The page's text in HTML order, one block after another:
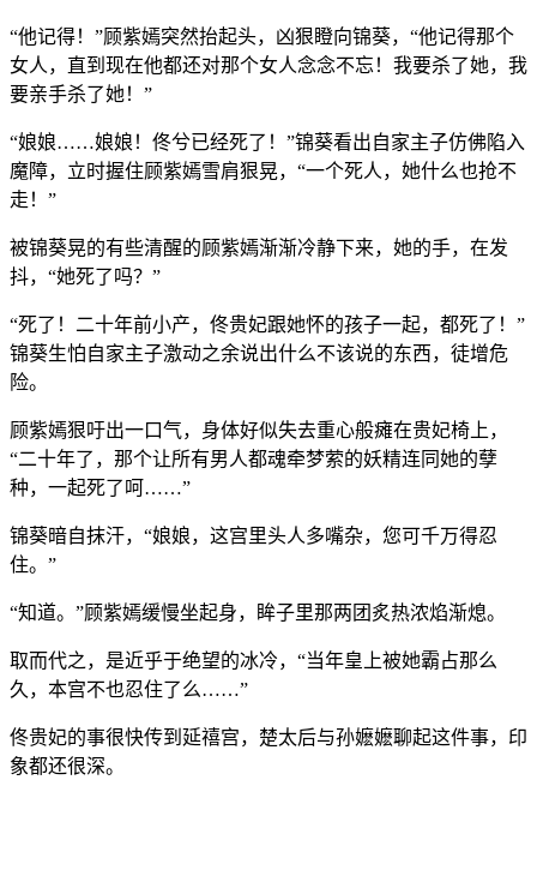
“他记得！”顾紫嫣突然抬起头，凶狠瞪向锦葵，“他记得那个
女人，直到现在他都还对那个女人念念不忘！我要杀了她，我
要亲手杀了她！”
“娘娘……娘娘！佟兮已经死了！”锦葵看出自家主子仿佛陷入
魔障，立时握住顾紫嫣雪肩狠晃，“一个死人，她什么也抢不
走！”
被锦葵晃的有些清醒的顾紫嫣渐渐冷静下来，她的手，在发
抖，“她死了吗？”
“死了！二十年前小产，佟贵妃跟她怀的孩子一起，都死了！”
锦葵生怕自家主子激动之余说出什么不该说的东西，徒增危
险。
顾紫嫣狠吁出一口气，身体好似失去重心般瘫在贵妃椅上，
“二十年了，那个让所有男人都魂牵梦萦的妖精连同她的孽
种，一起死了呵……”
锦葵暗自抹汗，“娘娘，这宫里头人多嘴杂，您可千万得忍
住。”
“知道。”顾紫嫣缓慢坐起身，眸子里那两团炙热浓焰渐熄。
取而代之，是近乎于绝望的冰冷，“当年皇上被她霸占那么
久，本宫不也忍住了么……”
佟贵妃的事很快传到延禧宫，楚太后与孙嬷嬷聊起这件事，印
象都还很深。